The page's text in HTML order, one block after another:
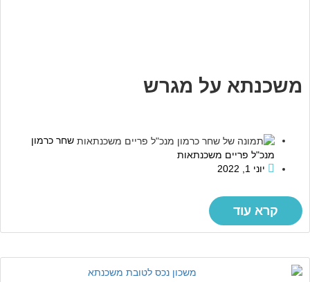
משכנתא על מגרש
שחר כרמון
מנכ"ל פריים משכנתאות
יוני 1, 2022
קרא עוד